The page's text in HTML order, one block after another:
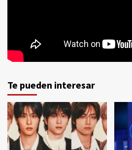
Te pueden interesar